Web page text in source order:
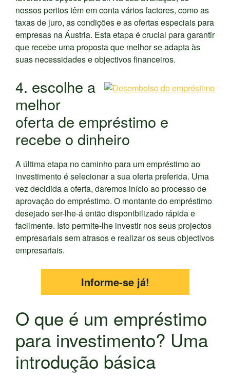
nossos peritos têm em conta vários factores, como as
taxas de juro, as condições e as ofertas especiais para
empresas na Áustria. Esta etapa é crucial para garantir
que recebe uma proposta que melhor se adapta às
suas necessidades e objectivos financeiros.
4. escolhe a
melhor
oferta de empréstimo e
recebe o dinheiro
A última etapa no caminho para um empréstimo ao
investimento é selecionar a sua oferta preferida. Uma
vez decidida a oferta, daremos início ao processo de
aprovação do empréstimo. O montante do empréstimo
desejado ser-lhe-á então disponibilizado rápida e
facilmente. Isto permite-lhe investir nos seus projectos
empresariais sem atrasos e realizar os seus objectivos
empresariais.
Informe-se já!
O que é um empréstimo
para investimento? Uma
introdução básica